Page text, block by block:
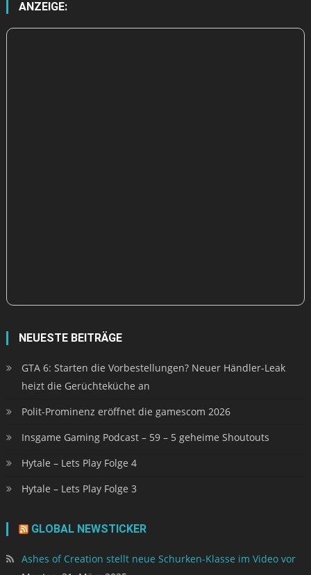
ANZEIGE:
NEUESTE BEITRÄGE
GTA 6: Starten die Vorbestellungen? Neuer Händler-Leak
heizt die Gerüchteküche an
Polit-Prominenz eröffnet die gamescom 2026
Insgame Gaming Podcast – 59 – 5 geheime Shoutouts
Hytale – Lets Play Folge 4
Hytale – Lets Play Folge 3
GLOBAL NEWSTICKER
Ashes of Creation stellt neue Schurken-Klasse im Video vor